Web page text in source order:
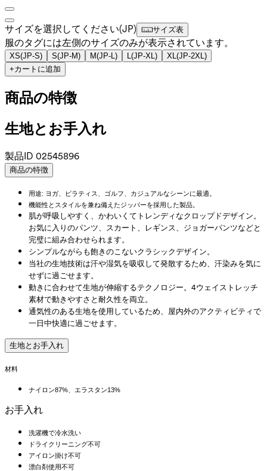
サイズを選択してください(JP) サイズ表
服のタグには左側のサイズのみが表示されています。
XS(JP-S) S(JP-M) M(JP-L) L(JP-XL) XL(JP-2XL)
+カートに追加
商品の特徴
生地とお手入れ
製品ID 02545896
商品の特徴
用途: ヨガ、ピラティス、ゴルフ、カジュアルなシーンに最適。
機能性とスタイルを兼ね備えたジッパーを採用した製品。
肌が呼吸しやすく、かわいくてトレンディなクロップドデザイン。
お気に入りのパンツ、スカート、レギンス、ジョガーパンツなどと
完璧に組み合わせられます。
シンプルながらも飽きのこないクラシックデザイン。
当社の生地技術は汗や湿気を吸収して発散するため、汗染みを気に
せずに過ごせます。
動きに合わせて生地が伸縮するテクノロジー。4ウェイストレッチ
素材で動きやすさと耐久性を両立。
通気性のある生地を使用しているため、屋内外のアクティビティで
一日中快適に過ごせます。
生地とお手入れ
材料
ナイロン87%、エラスタン13%
お手入れ
洗濯機で冷水洗い
ドライクリーニング不可
アイロン掛け不可
漂白剤使用不可